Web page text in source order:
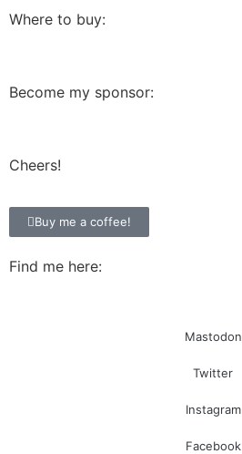
Where to buy:
Become my sponsor:
Cheers!
Buy me a coffee!
Find me here:
Mastodon
Twitter
Instagram
Facebook